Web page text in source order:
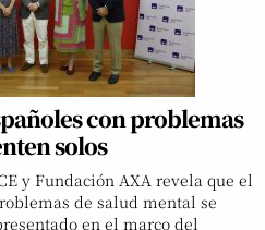
con problemas
solos
y Fundación AXA revela que el
de salud mental se
en el marco del